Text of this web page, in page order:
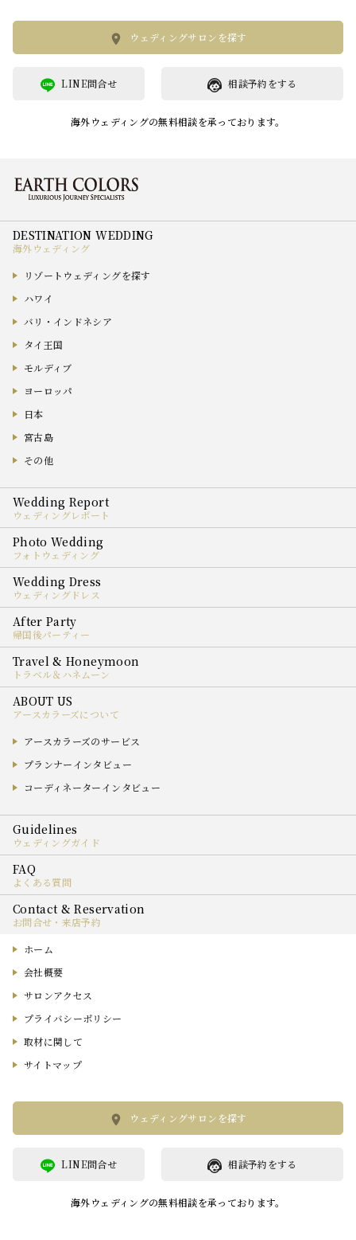
ウェディングサロンを探す
相談予約をする
LINE問合せ
海外ウェディングの無料相談を承っております。
海外ウェディング
リゾートウェディングを探す
ハワイ
バリ・インドネシア
タイ王国
モルディブ
ヨーロッパ
日本
宮古島
その他
ウェディングレポート
フォトウェディング
ウェディングドレス
帰国後パーティー
トラベル＆ハネムーン
アースカラーズについて
アースカラーズのサービス
プランナーインタビュー
コーディネーターインタビュー
ウェディングガイド
よくある質問
お問合せ・来店予約
ホーム
会社概要
サロンアクセス
プライバシーポリシー
取材に関して
サイトマップ
ウェディングサロンを探す
相談予約をする
LINE問合せ
海外ウェディングの無料相談を承っております。